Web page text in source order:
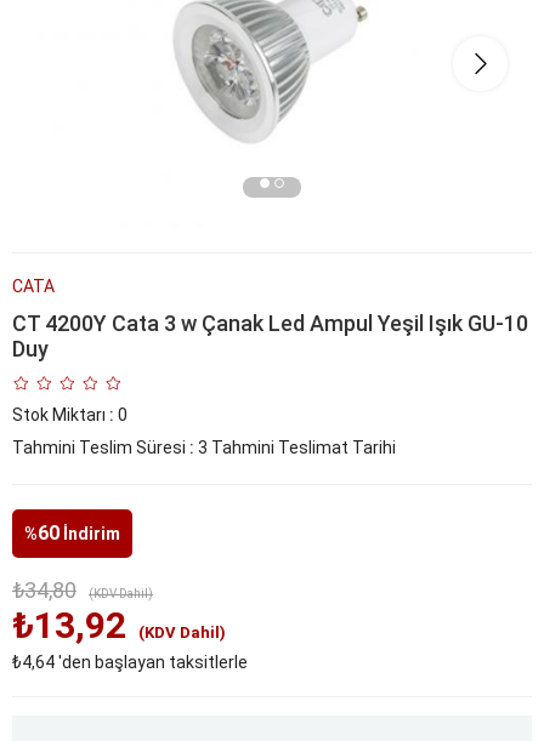
CATA
CT 4200Y Cata 3 w Çanak Led Ampul Yeşil Işık GU-10
Duy
Stok Miktarı : 0
Tahmini Teslim Süresi : 3 Tahmini Teslimat Tarihi
%60 İndirim
₺34,80 (KDV Dahil)
₺13,92 (KDV Dahil)
₺4,64'den başlayan taksitlerle